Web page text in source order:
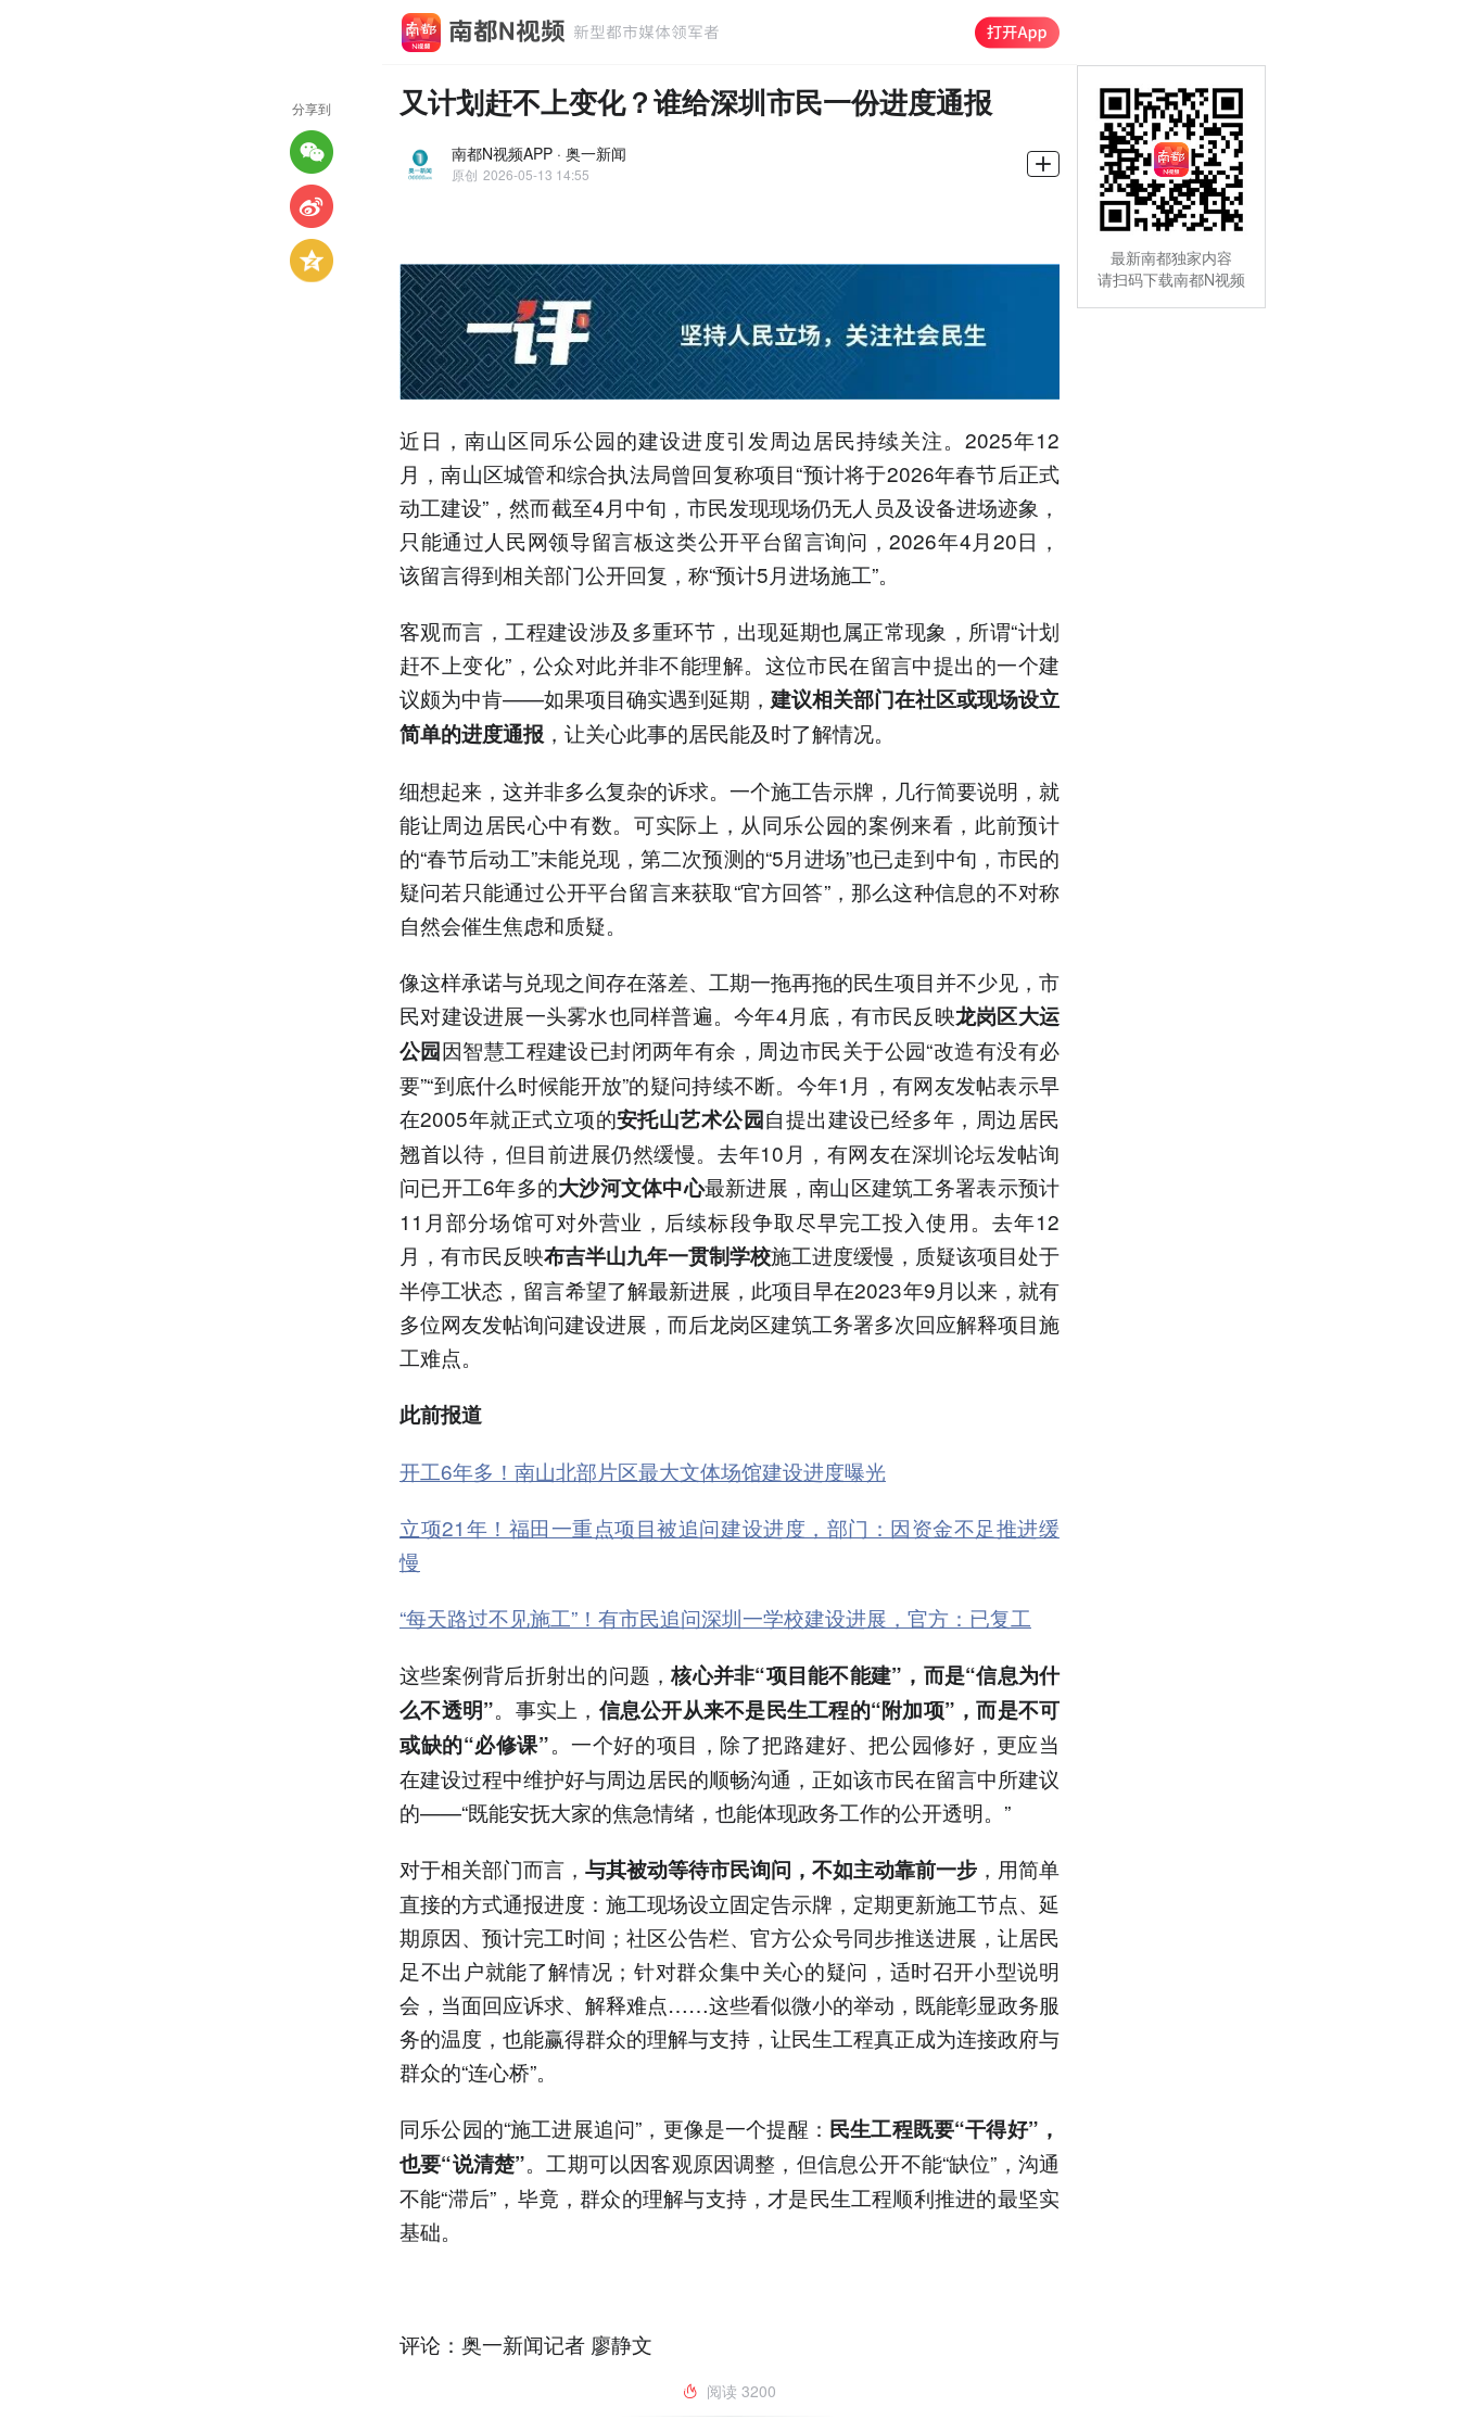
又计划赶不上变化？谁给深圳市民一份进度通报
南都N视频APP · 奥一新闻
原创 2026-05-13 14:55
近日，南山区同乐公园的建设进度引发周边居民持续关注。2025年12
月，南山区城管和综合执法局曾回复称项目“预计将于2026年春节后正式
动工建设”，然而截至4月中旬，市民发现现场仍无人员及设备进场迹象，
只能通过人民网领导留言板这类公开平台留言询问，2026年4月20日，
该留言得到相关部门公开回复，称“预计5月进场施工”。
客观而言，工程建设涉及多重环节，出现延期也属正常现象，所谓“计划
赶不上变化”，公众对此并非不能理解。这位市民在留言中提出的一个建
议颇为中肯——如果项目确实遇到延期， 建议相关部门在社区或现场设立
简单的进度通报 ，让关心此事的居民能及时了解情况。
细想起来，这并非多么复杂的诉求。一个施工告示牌，几行简要说明，就
能让周边居民心中有数。可实际上，从同乐公园的案例来看，此前预计
的“春节后动工”未能兑现，第二次预测的“5月进场”也已走到中旬，市民的
疑问若只能通过公开平台留言来获取“官方回答”，那么这种信息的不对称
自然会催生焦虑和质疑。
像这样承诺与兑现之间存在落差、工期一拖再拖的民生项目并不少见，市
民对建设进展一头雾水也同样普遍。今年4月底，有市民反映龙岗区大运
公园因智慧工程建设已封闭两年有余，周边市民关于公园“改造有没有必
要”“到底什么时候能开放”的疑问持续不断。今年1月，有网友发帖表示早
在2005年就正式立项的安托山艺术公园自提出建设已经多年，周边居民
翘首以待，但目前进展仍然缓慢。去年10月，有网友在深圳论坛发帖询
问已开工6年多的大沙河文体中心最新进展，南山区建筑工务署表示预计
11月部分场馆可对外营业，后续标段争取尽早完工投入使用。去年12
月，有市民反映布吉半山九年一贯制学校施工进度缓慢，质疑该项目处于
半停工状态，留言希望了解最新进展，此项目早在2023年9月以来，就有
多位网友发帖询问建设进展，而后龙岗区建筑工务署多次回应解释项目施
工难点。
此前报道
开工6年多！南山北部片区最大文体场馆建设进度曝光
立项21年！福田一重点项目被追问建设进度，部门：因资金不足推进缓
慢
“每天路过不见施工”！有市民追问深圳一学校建设进展，官方：已复工
这些案例背后折射出的问题，核心并非“项目能不能建”，而是“信息为什
么不透明”。事实上， 信息公开从来不是民生工程的“附加项”，而是不可
或缺的“必修课”。一个好的项目，除了把路建好、把公园修好，更应当
在建设过程中维护好与周边居民的顺畅沟通，正如该市民在留言中所建议
的——“既能安抚大家的焦急情绪，也能体现政务工作的公开透明。”
对于相关部门而言， 与其被动等待市民询问，不如主动靠前一步 ，用简单
直接的方式通报进度：施工现场设立固定告示牌，定期更新施工节点、延
期原因、预计完工时间；社区公告栏、官方公众号同步推送进展，让居民
足不出户就能了解情况；针对群众集中关心的疑问，适时召开小型说明
会，当面回应诉求、解释难点……这些看似微小的举动，既能彰显政务服
务的温度，也能赢得群众的理解与支持，让民生工程真正成为连接政府与
群众的“连心桥”。
同乐公园的“施工进展追问”，更像是一个提醒： 民生工程既要“干得好”，
也要“说清楚”。工期可以因客观原因调整，但信息公开不能“缺位”，沟通
不能“滞后”，毕竟，群众的理解与支持，才是民生工程顺利推进的最坚实
基础。
评论：奥一新闻记者 廖静文
阅读 3200
分享到
最新南都独家内容
请扫码下载南都N视频